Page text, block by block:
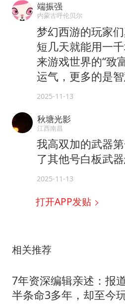
端振强
内蒙古呼伦贝尔
梦幻西游的玩家
短几天就能用一
来游戏世界的“致
运气，更多的是
2025-11-13
秋塘光影
江西南昌
我高双加的武器
了其他号白板武
2025-11-13
打开APP发贴
相关推荐
7年资深编辑亲述：报
半条命3多年，却至今